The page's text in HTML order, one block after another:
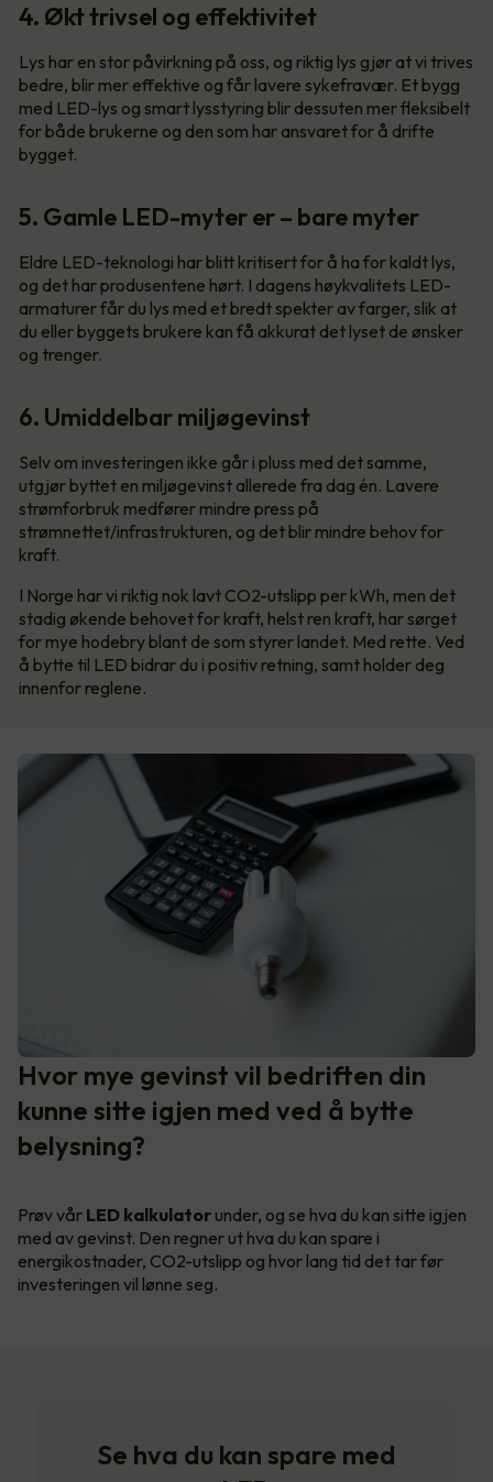
4. Økt trivsel og effektivitet
Lys har en stor påvirkning på oss, og riktig lys gjør at vi trives
bedre, blir mer effektive og får lavere sykefravær. Et bygg
med LED-lys og smart lysstyring blir dessuten mer fleksibelt
for både brukerne og den som har ansvaret for å drifte
bygget.
5. Gamle LED-myter er – bare myter
Eldre LED-teknologi har blitt kritisert for å ha for kaldt lys,
og det har produsentene hørt. I dagens høykvalitets LED-
armaturer får du lys med et bredt spekter av farger, slik at
du eller byggets brukere kan få akkurat det lyset de ønsker
og trenger.
6. Umiddelbar miljøgevinst
Selv om investeringen ikke går i pluss med det samme,
utgjør byttet en miljøgevinst allerede fra dag én. Lavere
strømforbruk medfører mindre press på
strømnettet/infrastrukturen, og det blir mindre behov for
kraft.
I Norge har vi riktig nok lavt CO2-utslipp per kWh, men det
stadig økende behovet for kraft, helst ren kraft, har sørget
for mye hodebry blant de som styrer landet. Med rette. Ved
å bytte til LED bidrar du i positiv retning, samt holder deg
innenfor reglene.
Hvor mye gevinst vil bedriften din
kunne sitte igjen med ved å bytte
belysning?
Prøv vår LED kalkulator under, og se hva du kan sitte igjen
med av gevinst. Den regner ut hva du kan spare i
energikostnader, CO2-utslipp og hvor lang tid det tar før
investeringen vil lønne seg.
Se hva du kan spare med